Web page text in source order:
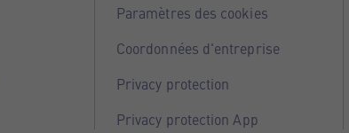
Paramètres des cookies
Coordonnées d'entreprise
Privacy protection
Privacy protection App